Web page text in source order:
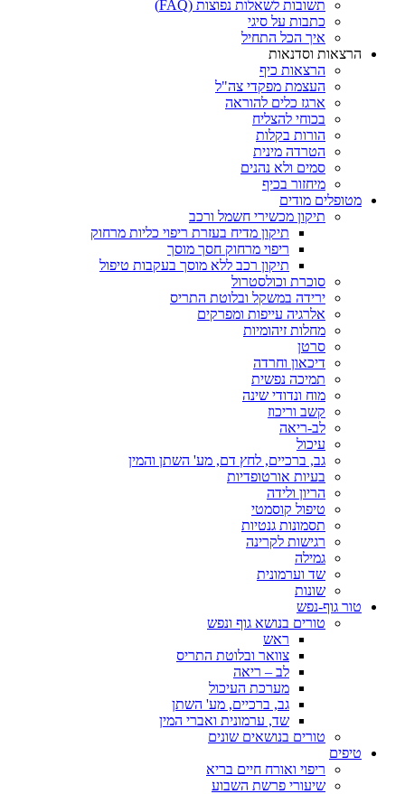
תשובות לשאלות נפוצות (FAQ)
כתבות על סיגי
איך הכל התחיל
הרצאות וסדנאות
הרצאות כיף
העצמת מפקדי צה"ל
ארגז כלים להוראה
בכוחי להצליח
הורות בקלות
הטרדה מינית
סמים ולא נהנים
מיחזור בכיף
מטופלים מודים
תיקון מכשירי חשמל ורכב
תיקון מדיח בעזרת ריפוי כליות מרחוק
ריפוי מרחוק חסך מוסך
תיקון רכב ללא מוסך בעקבות טיפול
סוכרת וכולסטרול
ירידה במשקל ובלוטת התריס
אלרגיה עייפות ומפרקים
מחלות זיהומיות
סרטן
דיכאון וחרדה
תמיכה נפשית
מוח ונדודי שינה
קשב וריכוז
לב-ריאה
עיכול
גב, ברכיים, לחץ דם, מע' השתן והמין
בעיות אורטופדיות
הריון ולידה
טיפול קוסמטי
תסמונות גנטיות
רגישות לקרינה
גמילה
שד וערמונית
שונות
טור גוף-נפש
טורים בנושא גוף ונפש
ראש
צוואר ובלוטת התריס
לב – ריאה
מערכת העיכול
גב, ברכיים, מע' השתן
שד, ערמונית ואברי המין
טורים בנושאים שונים
טיפים
ריפוי ואורח חיים בריא
שיעורי פרשת השבוע